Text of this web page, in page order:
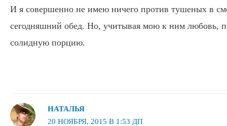
И я совершенно не имею ничего против тушеных в
сегодняшний обед. Но, учитывая мою к ним любовь,
солидную порцию.
НАТАЛЬЯ
20 НОЯБРЯ, 2015 В 1:53 ДП